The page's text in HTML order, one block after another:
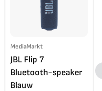
MediaMarkt
JBL Flip 7
Bluetooth-speaker
Blauw